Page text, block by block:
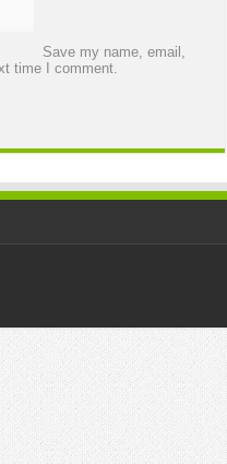
Save my name, email,
time I comment.